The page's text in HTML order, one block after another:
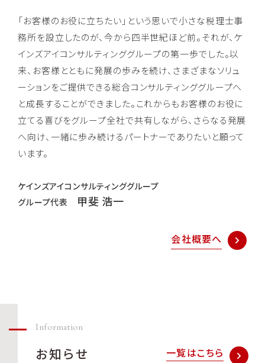
「お客様のお役に立ちたい」という思いで小さな税理士事
務所を設立したのが、今から四半世紀ほど前。それが、ケ
インズアイコンサルティンググループの第一歩でした。以
来、お客様とともに発展の歩みを続け、さまざまなソリュ
ーションをご提供できる総合コンサルティンググループへ
と成長することができました。これからもお客様のお役に
立てる喜びをグループ全社で共有しながら、さらなる発展
へ向け、一緒に歩み続けるパートナーでありたいと願って
います。
ケインズアイコンサルティンググループ
グループ代表
甲斐 浩一
会社概要へ
Information
お知らせ 一覧はこちら